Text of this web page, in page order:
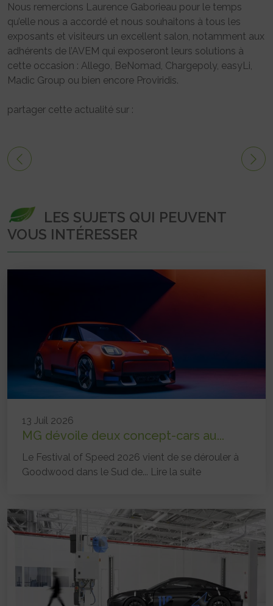
Nous remercions Laurence Gaborieau pour le temps
qu’elle nous a accordé et nous souhaitons à tous les
exposants et visiteurs un excellent salon, notamment aux
adhérents de l’AVEM qui exposeront leurs solutions à
cette occasion : Allego, BeNomad, Chargepoly, easyLi,
Madic Group ou bien encore Proviridis.
partager cette actualité sur :
LES SUJETS QUI PEUVENT
VOUS INTÉRESSER
13 Juil 2026
MG dévoile deux concept-cars au...
Le Festival of Speed 2026 vient de se dérouler à
Goodwood dans le Sud de... Lire la suite